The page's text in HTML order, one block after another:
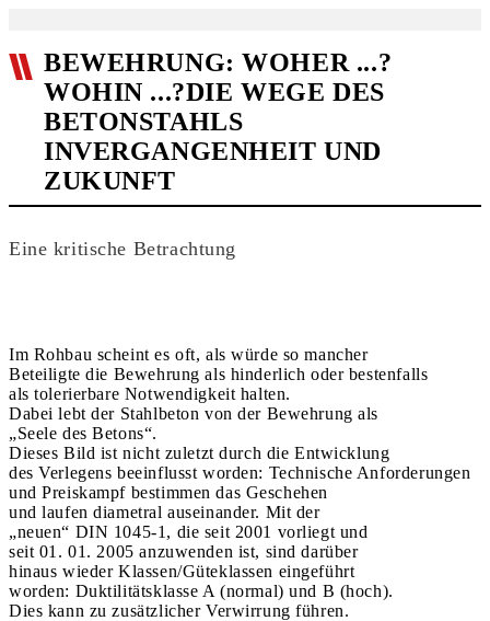
BEWEHRUNG: WOHER ...?
WOHIN ...?DIE WEGE DES
BETONSTAHLS
INVERGANGENHEIT UND
ZUKUNFT
Eine kritische Betrachtung
Im Rohbau scheint es oft, als würde so mancher
Beteiligte die Bewehrung als hinderlich oder bestenfalls
als tolerierbare Notwendigkeit halten.
Dabei lebt der Stahlbeton von der Bewehrung als
„Seele des Betons“.
Dieses Bild ist nicht zuletzt durch die Entwicklung
des Verlegens beeinflusst worden: Technische Anforderungen
und Preiskampf bestimmen das Geschehen
und laufen diametral auseinander. Mit der
„neuen“ DIN 1045-1, die seit 2001 vorliegt und
seit 01. 01. 2005 anzuwenden ist, sind darüber
hinaus wieder Klassen/Güteklassen eingeführt
worden: Duktilitätsklasse A (normal) und B (hoch).
Dies kann zu zusätzlicher Verwirrung führen.